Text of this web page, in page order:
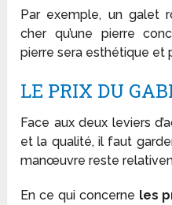
Par exemple, un galet
cher qu’une pierre
pierre sera esthétique et
LE PRIX DU
Face aux deux leviers
et la qualité, il faut
manœuvre reste
En ce qui concerne les